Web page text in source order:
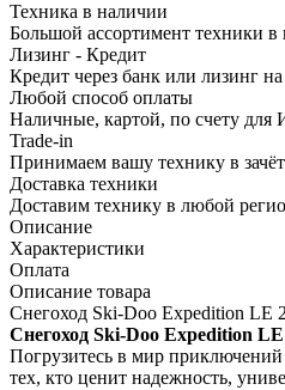
Техника в наличии
Большой ассортимент техники в
Лизинг - Кредит
Кредит через банк или лизинг
Любой способ оплаты
Наличные, картой, по счету
Trade-in
Принимаем вашу технику в
Доставка техники
Доставим технику в любой
Описание
Характеристики
Оплата
Описание товара
Снегоход Ski-Doo Expedition LE
Снегоход Ski-Doo Expedition
Погрузитесь в мир приключений
тех, кто ценит надежность,